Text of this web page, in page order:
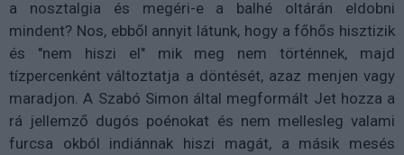
a nosztalgia és megéri-e a balhé oltárán eldobni
mindent? Nos, ebből annyit látunk, hogy a főhős hisztizik
és "nem hiszi el" mik meg nem történnek, majd
tízpercenként változtatja a döntését, azaz menjen vagy
maradjon. A Szabó Simon által megformált Jet hozza a
rá jellemző dugós poénokat és nem mellesleg valami
furcsa okból indiánnak hiszi magát, a másik mesés